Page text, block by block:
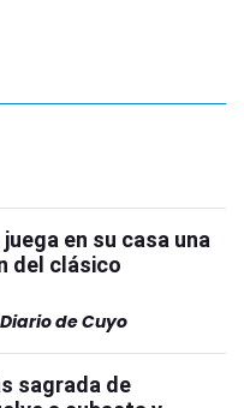
en su casa una
del clásico
de Cuyo
sagrada de